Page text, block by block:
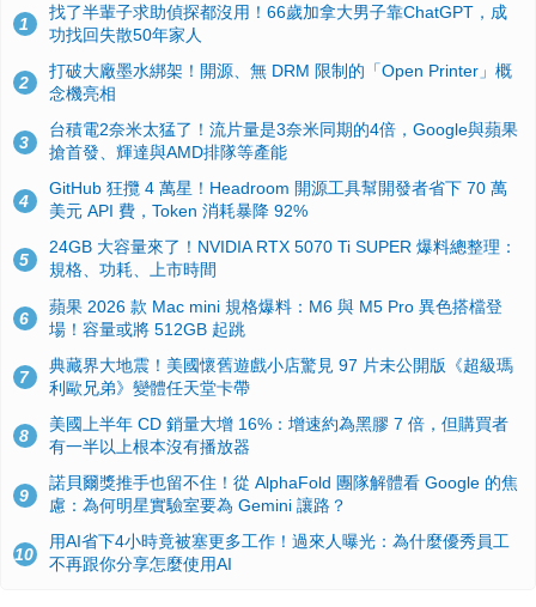
1
找了半輩子求助偵探都沒用！66歲加拿大男子靠ChatGPT，成
功找回失散50年家人
2
打破大廠墨水綁架！開源、無 DRM 限制的「Open Printer」概
念機亮相
3
台積電2奈米太猛了！流片量是3奈米同期的4倍，Google與蘋果
搶首發、輝達與AMD排隊等產能
4
GitHub 狂攬 4 萬星！Headroom 開源工具幫開發者省下 70 萬
美元 API 費，Token 消耗暴降 92%
5
24GB 大容量來了！NVIDIA RTX 5070 Ti SUPER 爆料總整理：
規格、功耗、上市時間
6
蘋果 2026 款 Mac mini 規格爆料：M6 與 M5 Pro 異色搭檔登
場！容量或將 512GB 起跳
7
典藏界大地震！美國懷舊遊戲小店驚見 97 片未公開版《超級瑪
利歐兄弟》變體任天堂卡帶
8
美國上半年 CD 銷量大增 16%：增速約為黑膠 7 倍，但購買者
有一半以上根本沒有播放器
9
諾貝爾獎推手也留不住！從 AlphaFold 團隊解體看 Google 的焦
慮：為何明星實驗室要為 Gemini 讓路？
10
用AI省下4小時竟被塞更多工作！過來人曝光：為什麼優秀員工
不再跟你分享怎麼使用AI